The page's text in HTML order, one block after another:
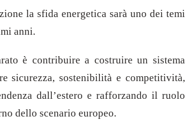
la sfida energetica sarà uno dei temi
anni.
è contribuire a costruire un sistema
sicurezza, sostenibilità e competitività,
dall’estero e rafforzando il ruolo
dello scenario europeo.